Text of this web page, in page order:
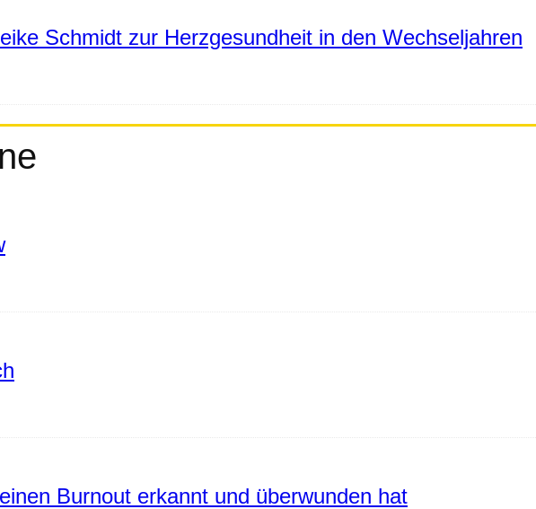
Schmidt zur Herzgesundheit in den Wechseljahren
Burnout erkannt und überwunden hat